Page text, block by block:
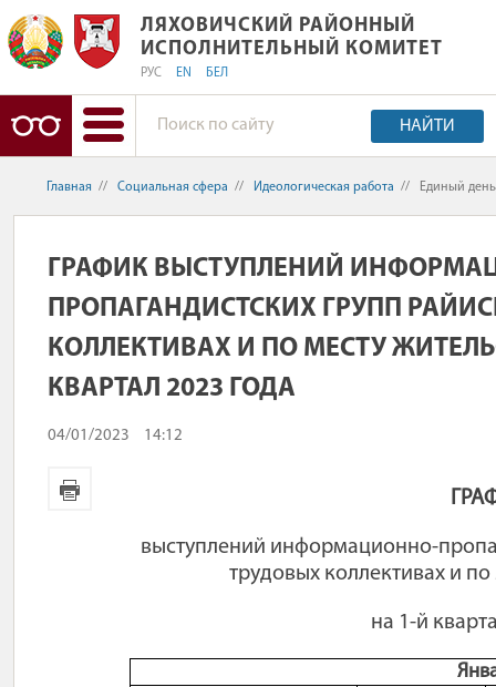
ЛЯХОВИЧСКИЙ РАЙОННЫЙ
ЛЯХОВИЧСКИЙ РАЙОННЫЙ
ИСПОЛНИТЕЛЬНЫЙ КОМИТЕТ
РУС EN БЕЛ
НАЙТИ
Главная // Социальная сфера // Идеологическая работа // Единый
ГРАФИК ВЫСТУПЛЕНИЙ
ПРОПАГАНДИСТСКИХ ГРУПП
КОЛЛЕКТИВАХ И ПО МЕСТУ
КВАРТАЛ 2023 ГОДА
04/01/2023 14:12
выступлений информационно-
трудовых коллективах и
на 1-й